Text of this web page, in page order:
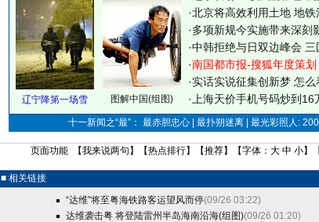
辽宁降第一场雪 图解中国(组图)
·北京将高效利用土地 地
·多项新规今实施带来深刻
·中韩拒绝与日双边峰会
·南国都市报-搜狐年度策
·实话实说征集创新梦 怎么
· 上海天价手机号码炒到
十一新闻之“最”： 最赤胆忠心 | 最扑朔迷离 | 最光彩照人:
页面功能 【我来说两句 】【热点排行】【推荐】【字体： 大 中 小】
■ 相关链接
“达维”将至粤海铁路客运望风而停(09/26 03:22)
达维袭击粤 将登陆雷州半岛海南沿海(组图)(09/26 01:20)